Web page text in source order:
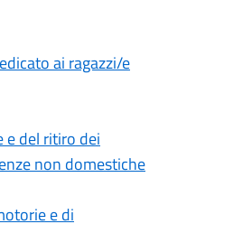
ai ragazzi/e
e del ritiro dei
non domestiche
e di